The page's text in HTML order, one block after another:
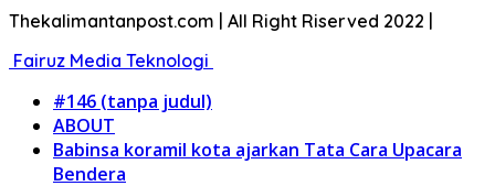
Thekalimantanpost.com | All Right Riserved 2022 |
Fairuz Media Teknologi
#146 (tanpa judul)
ABOUT
Babinsa koramil kota ajarkan Tata Cara Upacara
Bendera